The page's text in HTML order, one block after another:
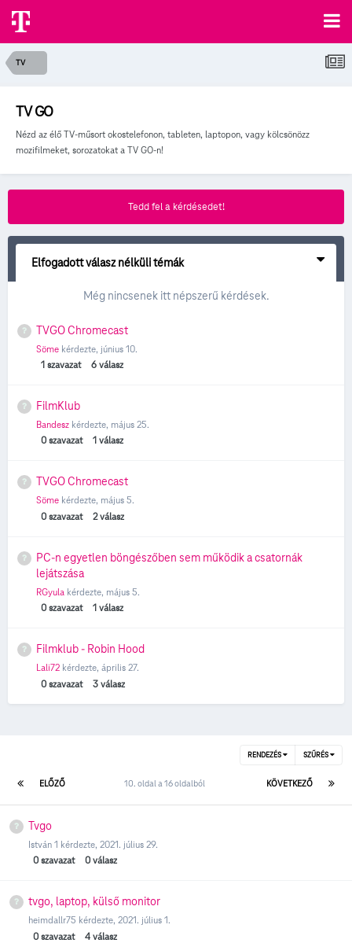
TV
TV GO
Nézd az élő TV-műsort okostelefonon, tableten, laptopon, vagy kölcsönözz
mozifilmeket, sorozatokat a TV GO-n!
Tedd fel a kérdésedet!
Elfogadott válasz nélküli témák
Még nincsenek itt népszerű kérdések.
TVGO Chromecast
Söme kérdezte, június 10.
1 szavazat 6 válasz
FilmKlub
Bandesz kérdezte, május 25.
0 szavazat 1 válasz
TVGO Chromecast
Söme kérdezte, május 5.
0 szavazat 2 válasz
PC-n egyetlen böngészőben sem működik a csatornák
lejátszása
RGyula kérdezte, május 5.
0 szavazat 1 válasz
Filmklub - Robin Hood
Lali72 kérdezte, április 27.
0 szavazat 3 válasz
RENDEZÉS SZŰRÉS
ELŐZŐ KÖVETKEZŐ
10. oldal a 16 oldalból
Tvgo
István 1 kérdezte, 2021. július 29.
0 szavazat 0 válasz
tvgo, laptop, külső monitor
heimdallr75 kérdezte, 2021. július 1.
0 szavazat 4 válasz